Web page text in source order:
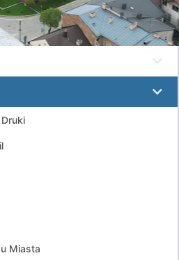
Miasta